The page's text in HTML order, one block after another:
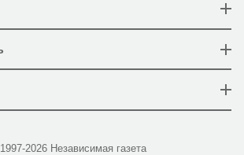
2026 Независимая газета